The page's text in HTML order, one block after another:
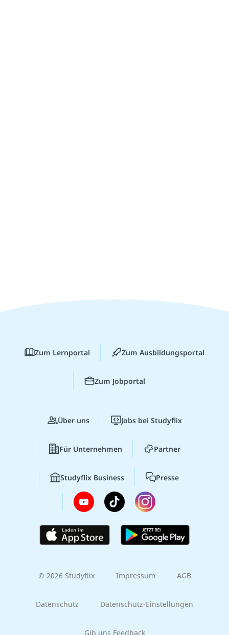
Zum Lernportal Zum Ausbildungsportal
Zum Jobportal
Über uns Jobs bei Studyflix
Für Unternehmen Partner
Studyflix Business Presse
© 2026 Studyflix Impressum AGB
Datenschutz Datenschutz-Einstellungen
Gib uns Feedback